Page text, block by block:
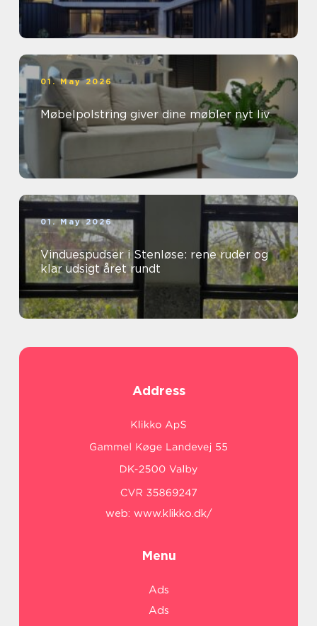
01. May 2026
Møbelpolstring giver dine møbler nyt liv
01. May 2026
Vinduespudser i Stenløse: rene ruder og
klar udsigt året rundt
Address
web: www.klikko.dk/
Menu
Ads
Ads